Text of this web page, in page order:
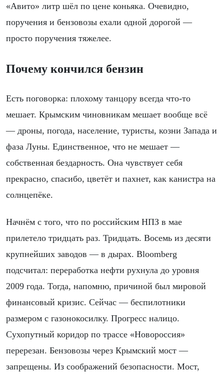
«Авито» литр шёл по цене коньяка. Очевидно,
поручения и бензовозы ехали одной дорогой —
просто поручения тяжелее.
Почему кончился бензин
Есть поговорка: плохому танцору всегда что-то
мешает. Крымским чиновникам мешает вообще всё
— дроны, погода, население, туристы, козни Запада и
фаза Луны. Единственное, что не мешает —
собственная бездарность. Она чувствует себя
прекрасно, спасибо, цветёт и пахнет, как канистра на
солнцепёке.
Начнём с того, что по российским НПЗ в мае
прилетело тридцать раз. Тридцать. Восемь из десяти
крупнейших заводов — в дырах. Bloomberg
подсчитал: переработка нефти рухнула до уровня
2009 года. Тогда, напомню, причиной был мировой
финансовый кризис. Сейчас — беспилотники
размером с газонокосилку. Прогресс налицо.
Сухопутный коридор по трассе «Новороссия»
перерезан. Бензовозы через Крымский мост —
запрещены. Из соображений безопасности. Мост,